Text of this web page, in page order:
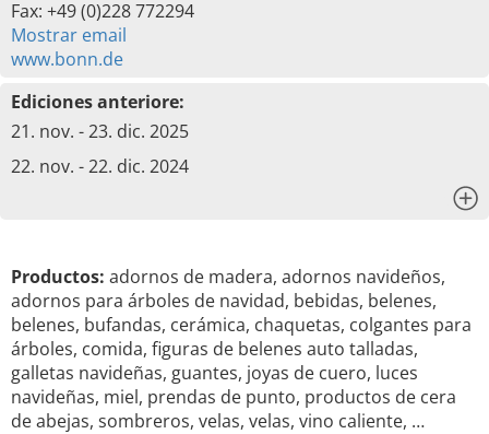
Fax: +49 (0)228 772294
Mostrar email
www.bonn.de
Ediciones anteriore:
21. nov. - 23. dic. 2025
22. nov. - 22. dic. 2024
Productos: adornos de madera, adornos navideños,
adornos para árboles de navidad, bebidas, belenes,
belenes, bufandas, cerámica, chaquetas, colgantes para
árboles, comida, figuras de belenes auto talladas,
galletas navideñas, guantes, joyas de cuero, luces
navideñas, miel, prendas de punto, productos de cera
de abejas, sombreros, velas, velas, vino caliente, …